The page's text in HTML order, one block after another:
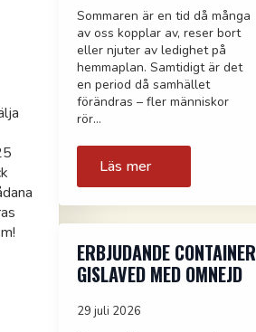
Sommaren är en tid då många
av oss kopplar av, reser bort
eller njuter av ledighet på
hemmaplan. Samtidigt är det
en period då samhället
förändras – fler människor
rör…
Läs mer
ERBJUDANDE CONTAINER
GISLAVED MED OMNEJD
29 juli 2026